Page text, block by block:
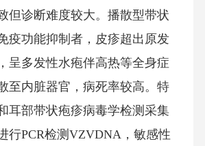
但诊断难度较大。播散型带状
疫功能抑制者，皮疹超出原发
呈多发性水疱伴高热等全身症
至内脏器官，病死率较高。特
耳部带状疱疹病毒学检测采集
行PCR检测VZVDNA，敏感性